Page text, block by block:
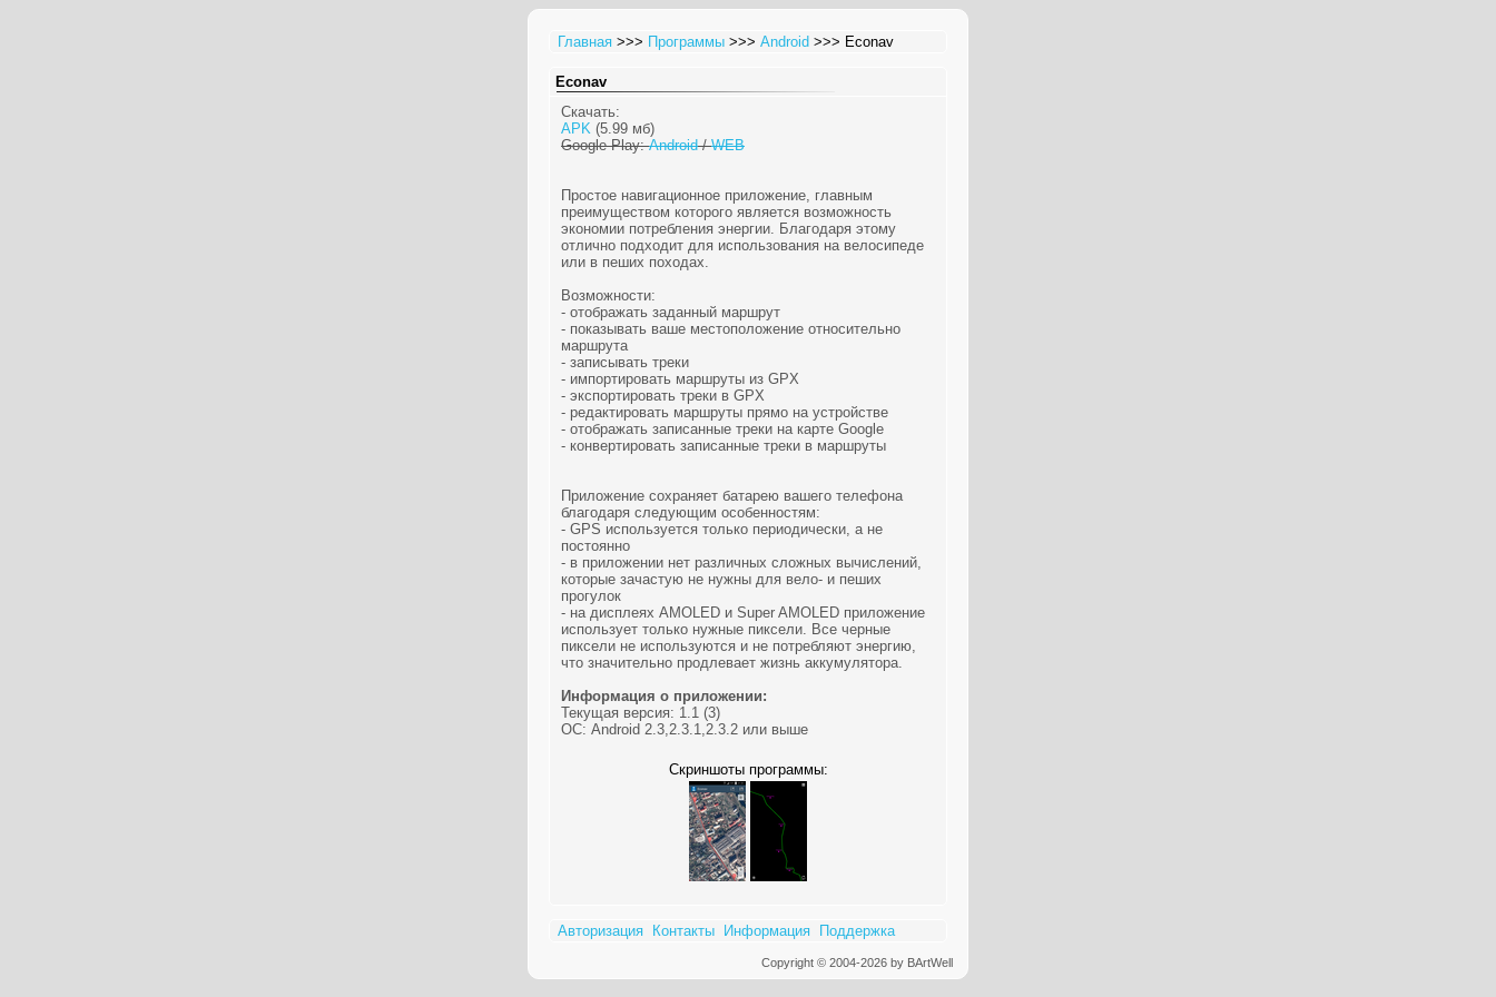
Главная >>> Программы >>> Android >>> Econav
Econav
Скачать:
APK (5.99 мб)
Google Play:Android/WEB
Простое навигационное приложение, главным
преимуществом которого является возможность
экономии потребления энергии. Благодаря этому
отлично подходит для использования на велосипеде
или в пеших походах.
Возможности:
- отображать заданный маршрут
- показывать ваше местоположение относительно
маршрута
- записывать треки
- импортировать маршруты из GPX
- экспортировать треки в GPX
- редактировать маршруты прямо на устройстве
- отображать записанные треки на карте Google
- конвертировать записанные треки в маршруты
Приложение сохраняет батарею вашего телефона
благодаря следующим особенностям:
- GPS используется только периодически, а не
постоянно
- в приложении нет различных сложных вычислений,
которые зачастую не нужны для вело- и пеших
прогулок
- на дисплеях AMOLED и Super AMOLED приложение
использует только нужные пиксели. Все черные
пиксели не используются и не потребляют энергию,
что значительно продлевает жизнь аккумулятора.
Информация о приложении:
Текущая версия: 1.1 (3)
ОС: Android 2.3,2.3.1,2.3.2 или выше
Скриншоты программы:
Авторизация Контакты Информация Поддержка
Copyright © 2004-2026 by BArtWell